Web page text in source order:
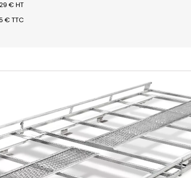
€ HT
€ TTC